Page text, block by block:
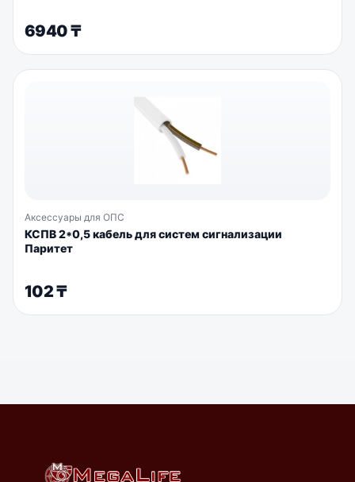
6940₸
Аксессуары для ОПС
КСПВ 2*0,5 кабель для систем сигнализации
Паритет
102₸